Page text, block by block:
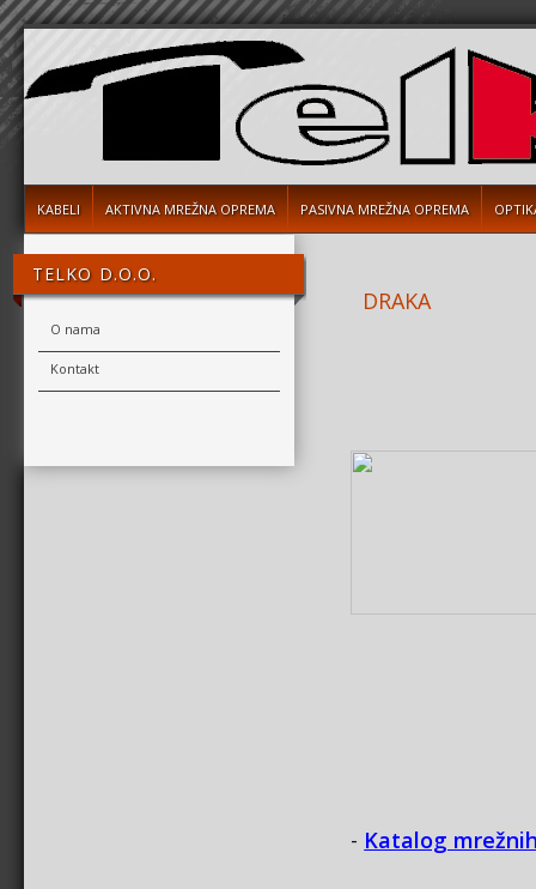
KABELI AKTIVNA MREŽNA OPREMA PASIVNA MREŽNA OPREMA
TELKO D.O.O.
O nama
Kontakt
DRAKA
- Katalog